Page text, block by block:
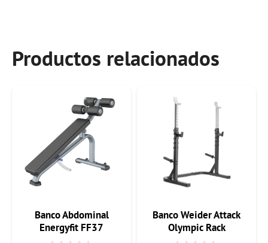
Productos relacionados
Banco Abdominal
Energyfit FF37
Banco Weider Attack
Olympic Rack